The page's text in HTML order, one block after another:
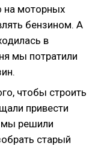
на моторных
бензином. А
в
мы потратили
чтобы строить
привести
мы решили
старый